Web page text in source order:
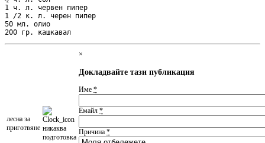
1 ч. л. червен пипер
1 /2 к. л. черен пипер
50 мл. олио
200 гр. кашкавал
леснa за
приготвяне никаква
подготовка
×
Докладвайте тази публикация
Име *
Емайл *
Причина *